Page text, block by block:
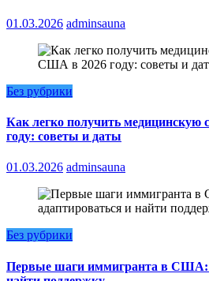
01.03.2026 adminsauna
Без рубрики
Как легко получить
году: советы и даты
01.03.2026 adminsauna
Без рубрики
Первые шаги иммигранта в США: